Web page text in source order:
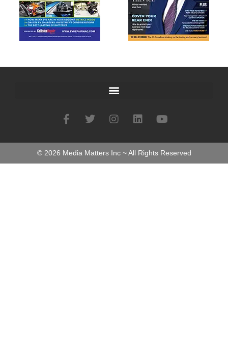
© 2026 Media Matters Inc ~ All Rights Reserved